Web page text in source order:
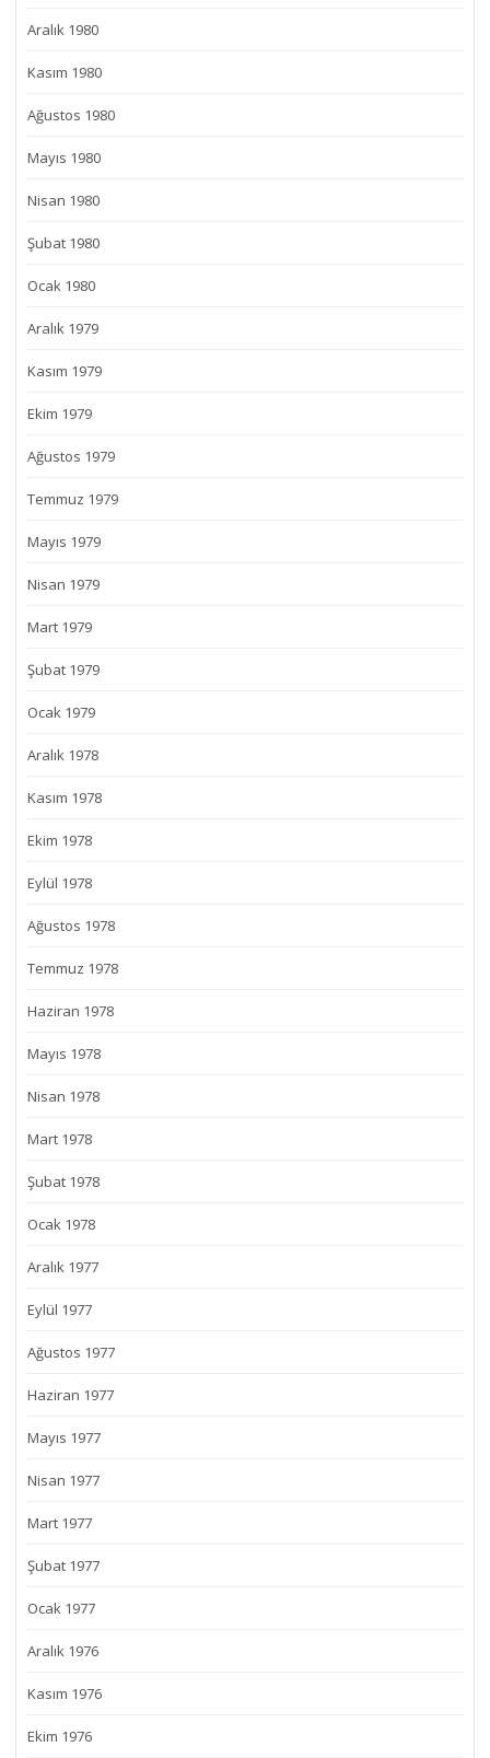
Aralık 1980
Kasım 1980
Ağustos 1980
Mayıs 1980
Nisan 1980
Şubat 1980
Ocak 1980
Aralık 1979
Kasım 1979
Ekim 1979
Ağustos 1979
Temmuz 1979
Mayıs 1979
Nisan 1979
Mart 1979
Şubat 1979
Ocak 1979
Aralık 1978
Kasım 1978
Ekim 1978
Eylül 1978
Ağustos 1978
Temmuz 1978
Haziran 1978
Mayıs 1978
Nisan 1978
Mart 1978
Şubat 1978
Ocak 1978
Aralık 1977
Eylül 1977
Ağustos 1977
Haziran 1977
Mayıs 1977
Nisan 1977
Mart 1977
Şubat 1977
Ocak 1977
Aralık 1976
Kasım 1976
Ekim 1976